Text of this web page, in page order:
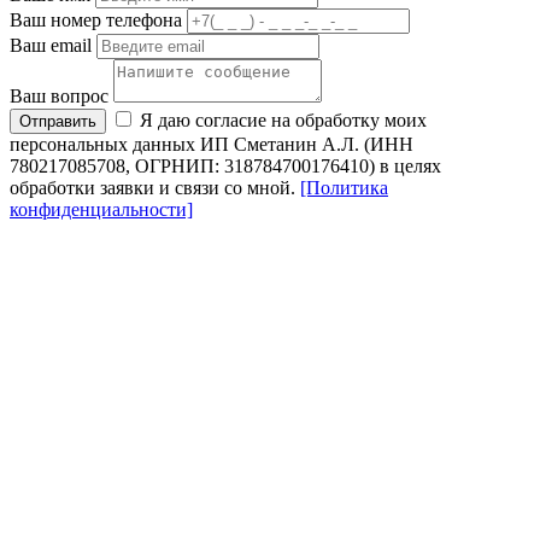
Ваш номер телефона
Ваш email
Ваш вопрос
Отправить
Я даю согласие на обработку моих
персональных данных ИП Сметанин А.Л. (ИНН
780217085708, ОГРНИП: 318784700176410) в целях
обработки заявки и связи со мной. [Политика
конфиденциальности]